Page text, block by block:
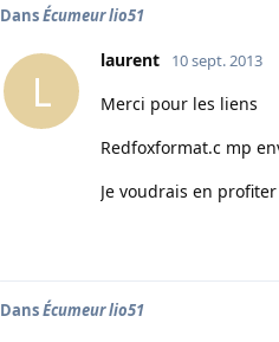
DansÉcumeur lio51
L
laurent 10 sept. 2013
Merci pour les liens
Redfoxformat.c mp
Je voudrais en
DansÉcumeur lio51